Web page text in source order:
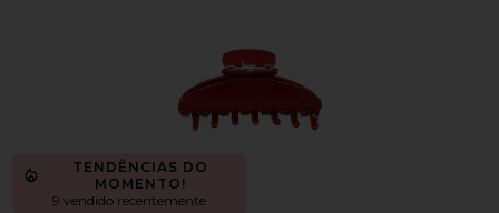
TENDÊNCIAS DO
MOMENTO!
9 vendido recentemente